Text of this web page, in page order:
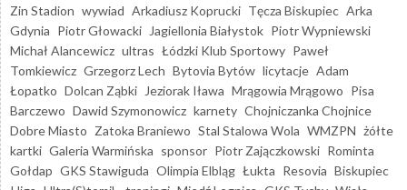
Zin Stadion wywiad Arkadiusz Koprucki Tęcza Biskupiec Arka
Gdynia Piotr Głowacki Jagiellonia Białystok Piotr Wypniewski
Michał Alancewicz ultras Łódzki Klub Sportowy Paweł
Tomkiewicz Grzegorz Lech Bytovia Bytów licytacje Adam
Łopatko Dolcan Ząbki Jeziorak Iława Mrągowia Mrągowo Pisa
Barczewo Dawid Szymonowicz karnety Chojniczanka Chojnice
Dobre Miasto Zatoka Braniewo Stal Stalowa Wola WMZPN żółte
kartki Galeria Warmińska sponsor Piotr Zajączkowski Rominta
Gołdap GKS Stawiguda Olimpia Elbląg Łukta Resovia Biskupiec